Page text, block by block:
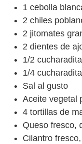
1 cebolla
2 chiles
2 jitomates
2 dientes de
1/2
1/4
Sal al gusto
Aceite vegetal
4 tortillas de
Queso fresco,
Cilantro